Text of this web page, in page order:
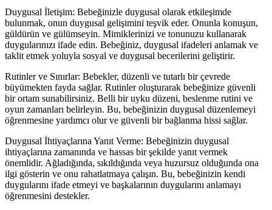
Duygusal İletişim: Bebeğinizle duygusal olarak etkileşimde
bulunmak, onun duygusal gelişimini teşvik eder. Onunla konuşun,
güldürün ve gülümseyin. Mimiklerinizi ve tonunuzu kullanarak
duygularınızı ifade edin. Bebeğiniz, duygusal ifadeleri anlamak ve
taklit etmek yoluyla sosyal ve duygusal becerilerini geliştirir.
Rutinler ve Sınırlar: Bebekler, düzenli ve tutarlı bir çevrede
büyümekten fayda sağlar. Rutinler oluşturarak bebeğinize güvenli
bir ortam sunabilirsiniz. Belli bir uyku düzeni, beslenme rutini ve
oyun zamanları belirleyin. Bu, bebeğinizin duygusal düzenlemeyi
öğrenmesine yardımcı olur ve güvenli bir bağlanma hissi sağlar.
Duygusal İhtiyaçlarına Yanıt Verme: Bebeğinizin duygusal
ihtiyaçlarına zamanında ve hassas bir şekilde yanıt vermek
önemlidir. Ağladığında, sıkıldığında veya huzursuz olduğunda ona
ilgi gösterin ve onu rahatlatmaya çalışın. Bu, bebeğinizin kendi
duygularını ifade etmeyi ve başkalarının duygularını anlamayı
öğrenmesini destekler.